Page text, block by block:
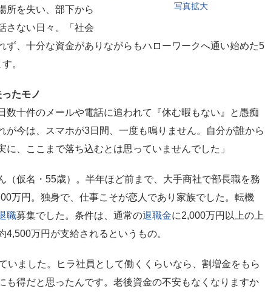
写真拡大
所を失い、部下から
さない日々。「社会
ず、十分な資金がありながらもハローワークへ通い始めた5
。
たモノ
数十件のメールや電話に追われて『休む暇もない』と愚痴
が今は、スマホが3日間、一度も鳴りません。自分が誰から
に、ここまで落ち込むとは思っていませんでした」
（仮名・55歳）。半年ほど前まで、大手商社で部長職を務
万円。独身で、仕事こそが恋人であり家族でした。転機
職募集でした。条件は、通常の退職金に2,000万円以上の上
4,500万円が支給されるというもの。
いました。ヒラ社員として働くくらいなら、割増金をもら
も得だと思ったんです。老後資金の不安もなくなりますか